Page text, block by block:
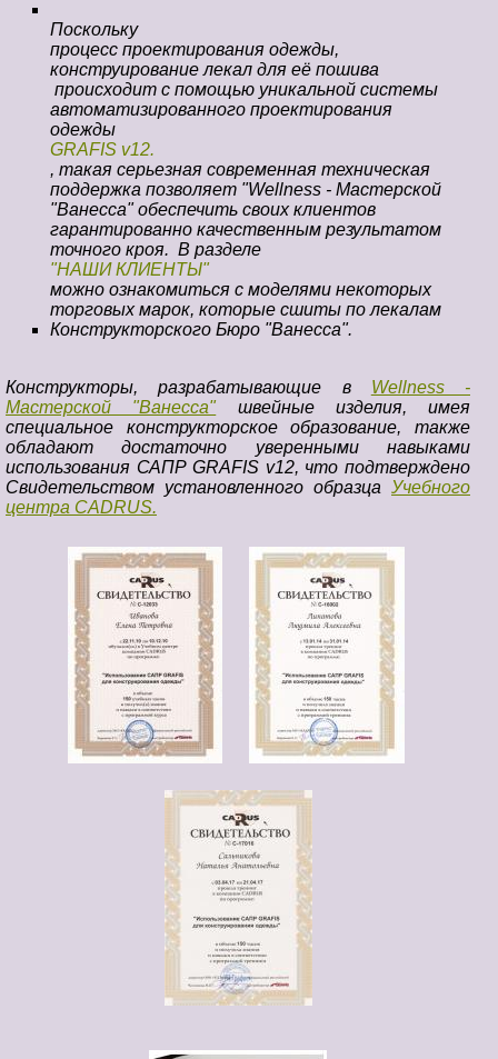
Поскольку
процесс проектирования одежды,
конструирование лекал для её пошива
происходит с помощью уникальной системы
автоматизированного проектирования
одежды
GRAFIS v12.
, такая серьезная современная техническая
поддержка позволяет "Wellness - Мастерской
"Ванесса" обеспечить своих клиентов
гарантированно качественным результатом
точного кроя. В разделе
"НАШИ КЛИЕНТЫ"
можно ознакомиться с моделями некоторых
торговых марок, которые сшиты по лекалам
Конструкторского Бюро "Ванесса".
Конструкторы, разрабатывающие в Wellness -
Мастерской "Ванесса"швейные изделия, имея
специальное конструкторское образование, также
обладают достаточно уверенными навыками
использования САПР GRAFIS v12, что подтверждено
Свидетельством установленного образца Учебного
центра CADRUS.